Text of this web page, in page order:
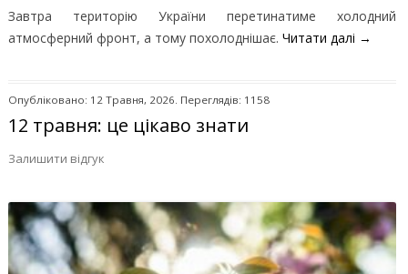
Завтра територію України перетинатиме холодний
атмосферний фронт, а тому похолоднішає. Читати далі →
Опубліковано: 12 Травня, 2026. Переглядів: 1158
12 травня: це цікаво знати
Залишити відгук